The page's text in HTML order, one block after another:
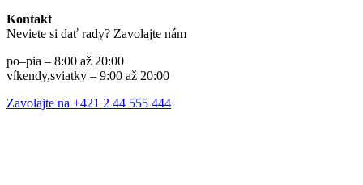
Kontakt
Neviete si dať rady? Zavolajte nám
po–pia – 8:00 až 20:00
víkendy,sviatky – 9:00 až 20:00
Zavolajte na +421 2 44 555 444